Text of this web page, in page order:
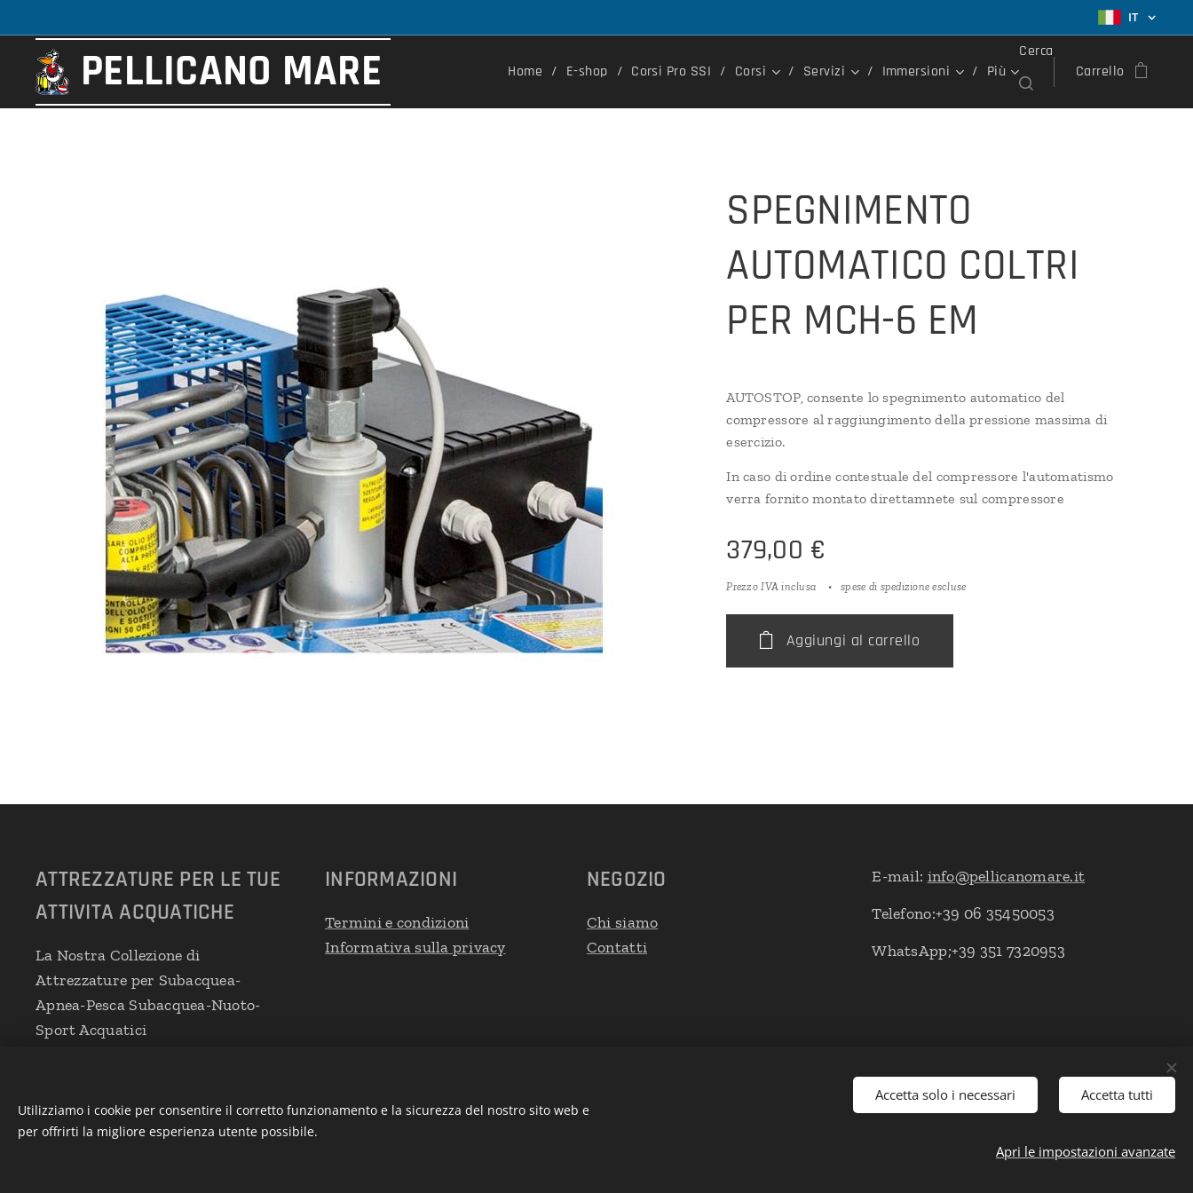
IT
PELLICANO MARE Home E-shop Corsi Pro SSI Corsi Servizi Immersioni Più
Cerca
Carrello
SPEGNIMENTO
AUTOMATICO COLTRI
PER MCH-6 EM
AUTOSTOP, consente lo spegnimento automatico del
compressore al raggiungimento della pressione massima di
esercizio.
In caso di ordine contestuale del compressore l'automatismo
verra fornito montato direttamnete sul compressore
379,00 €
Prezzo IVA inclusa spese di spedizione escluse
Aggiungi al carrello
ATTREZZATURE PER LE TUE
ATTIVITA ACQUATICHE
La Nostra Collezione di
Attrezzature per Subacquea-
Apnea-Pesca Subacquea-Nuoto-
Sport Acquatici
INFORMAZIONI
Termini e condizioni
Informativa sulla privacy
NEGOZIO
Chi siamo
Contatti
E-mail: info@pellicanomare.it
Telefono:+39 06 35450053
WhatsApp;+39 351 7320953
Utilizziamo i cookie per consentire il corretto funzionamento e la sicurezza del nostro sito web e
per offrirti la migliore esperienza utente possibile.
Accetta solo i necessari Accetta tutti
Apri le impostazioni avanzate